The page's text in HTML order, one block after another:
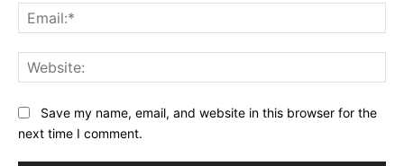
Save my name, email, and website in this browser for the
next time I comment.